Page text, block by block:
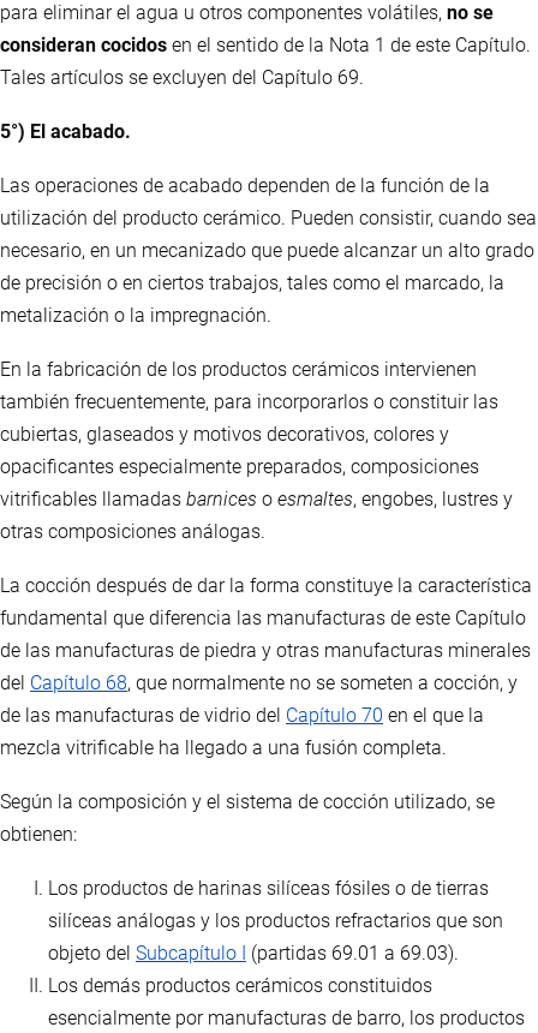
para eliminar el agua u otros componentes volátiles, no se
consideran cocidos en el sentido de la Nota 1 de este Capítulo.
Tales artículos se excluyen del Capítulo 69.
5°) El acabado.
Las operaciones de acabado dependen de la función de la
utilización del producto cerámico. Pueden consistir, cuando sea
necesario, en un mecanizado que puede alcanzar un alto grado
de precisión o en ciertos trabajos, tales como el marcado, la
metalización o la impregnación.
En la fabricación de los productos cerámicos intervienen
también frecuentemente, para incorporarlos o constituir las
cubiertas, glaseados y motivos decorativos, colores y
opacificantes especialmente preparados, composiciones
vitrificables llamadas barnices o esmaltes, engobes, lustres y
otras composiciones análogas.
La cocción después de dar la forma constituye la característica
fundamental que diferencia las manufacturas de este Capítulo
de las manufacturas de piedra y otras manufacturas minerales
del Capítulo 68, que normalmente no se someten a cocción, y
de las manufacturas de vidrio del Capítulo 70 en el que la
mezcla vitrificable ha llegado a una fusión completa.
Según la composición y el sistema de cocción utilizado, se
obtienen:
Los productos de harinas silíceas fósiles o de tierras
silíceas análogas y los productos refractarios que son
objeto del Subcapítulo I (partidas 69.01 a 69.03).
Los demás productos cerámicos constituidos
esencialmente por manufacturas de barro, los productos